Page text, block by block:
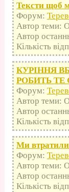
Тексти щоб
Форум:
Автор теми:
Автор
Кількість
КУРІННЯ
РОБИТЬ ТЕ
Форум:
Автор теми:
Автор
Кількість
Ми втратили
Форум:
Автор теми:
Автор
Кількість